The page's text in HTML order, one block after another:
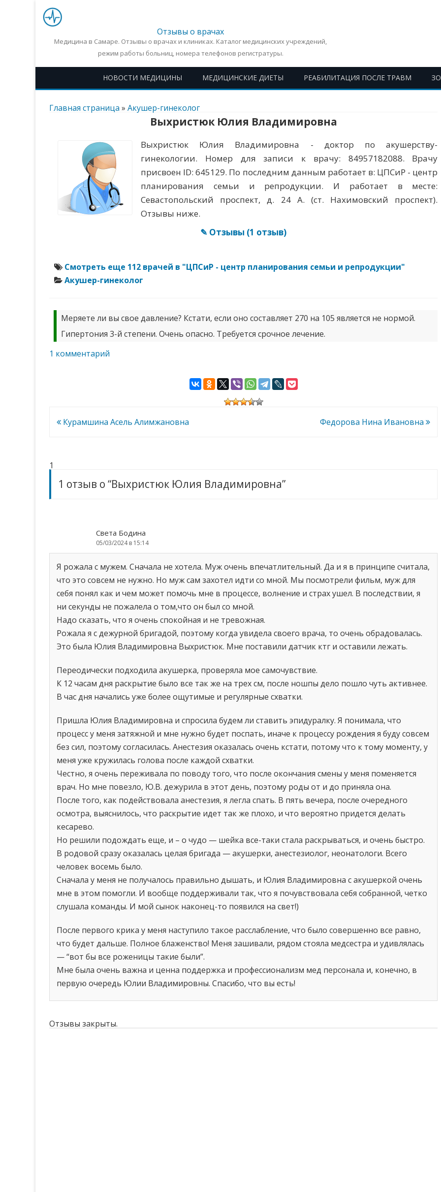
Отзывы о врачах
Медицина в Самаре. Отзывы о врачах и клиниках. Каталог медицинских учреждений,
режим работы больниц, номера телефонов регистратуры.
НОВОСТИ МЕДИЦИНЫ МЕДИЦИНСКИЕ ДИЕТЫ РЕАБИЛИТАЦИЯ ПОСЛЕ ТРАВМ
Перейти
Главная страница » Акушер-гинеколог
Выхристюк Юлия Владимировна
Выхристюк Юлия Владимировна - доктор по акушерству-
гинекологии. Номер для записи к врачу: 84957182088. Врачу
присвоен ID: 645129. По последним данным работает в: ЦПСиР - центр
планирования семьи и репродукции. И работает в месте:
Севастопольский проспект, д. 24 А. (ст. Нахимовский проспект).
Отзывы ниже.
✎ Отзывы (1 отзыв)
Смотреть еще 112 врачей в "ЦПСиР - центр планирования семьи и репродукции"
Акушер-гинеколог
Меряете ли вы свое давление? Кстати, если оно составляет 270 на 105 является не нормой.
Гипертония 3-й степени. Очень опасно. Требуется срочное лечение.
1 комментарий
Навигация
Курамшина Асель Алимжановна Федорова Нина Ивановна
1
1 отзыв о “Выхристюк Юлия Владимировна”
Света Бодина
05/03/2024 в 15:14
Я рожала с мужем. Сначала не хотела. Муж очень впечатлительный. Да и я в принципе считала,
что это совсем не нужно. Но муж сам захотел идти со мной. Мы посмотрели фильм, муж для
себя понял как и чем может помочь мне в процессе, волнение и страх ушел. В последствии, я
ни секунды не пожалела о том,что он был со мной.
Надо сказать, что я очень спокойная и не тревожная.
Рожала я с дежурной бригадой, поэтому когда увидела своего врача, то очень обрадовалась.
Это была Юлия Владимировна Выхристюк. Мне поставили датчик ктг и оставили лежать.
Переодически подходила акушерка, проверяла мое самочувствие.
К 12 часам дня раскрытие было все так же на трех см, после ношпы дело пошло чуть активнее.
В час дня начались уже более ощутимые и регулярные схватки.
Пришла Юлия Владимировна и спросила будем ли ставить эпидуралку. Я понимала, что
процесс у меня затяжной и мне нужно будет поспать, иначе к процессу рождения я буду совсем
без сил, поэтому согласилась. Анестезия оказалась очень кстати, потому что к тому моменту, у
меня уже кружилась голова после каждой схватки.
Честно, я очень переживала по поводу того, что после окончания смены у меня поменяется
врач. Но мне повезло, Ю.В. дежурила в этот день, поэтому роды от и до приняла она.
После того, как подействовала анестезия, я легла спать. В пять вечера, после очередного
осмотра, выяснилось, что раскрытие идет так же плохо, и что вероятно придется делать
кесарево.
Но решили подождать еще, и – о чудо — шейка все-таки стала раскрываться, и очень быстро.
В родовой сразу оказалась целая бригада — акушерки, анестезиолог, неонатологи. Всего
человек восемь было.
Сначала у меня не получалось правильно дышать, и Юлия Владимировна с акушеркой очень
мне в этом помогли. И вообще поддерживали так, что я почувствовала себя собранной, четко
слушала команды. И мой сынок наконец-то появился на свет!)
После первого крика у меня наступило такое расслабление, что было совершенно все равно,
что будет дальше. Полное блаженство! Меня зашивали, рядом стояла медсестра и удивлялась
— “вот бы все роженицы такие были”.
Мне была очень важна и ценна поддержка и профессионализм мед персонала и, конечно, в
первую очередь Юлии Владимировны. Спасибо, что вы есть!
Отзывы закрыты.